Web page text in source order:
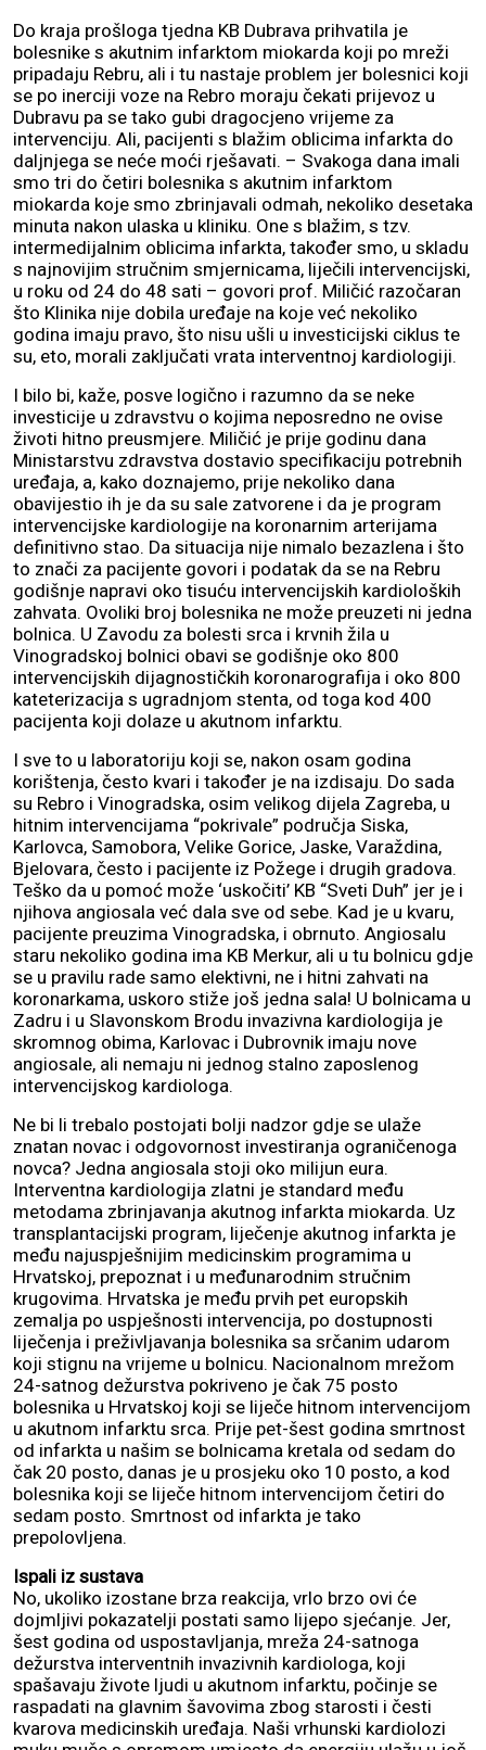
Do kraja prošloga tjedna KB Dubrava prihvatila je
bolesnike s akutnim infarktom miokarda koji po mreži
pripadaju Rebru, ali i tu nastaje problem jer bolesnici koji
se po inerciji voze na Rebro moraju čekati prijevoz u
Dubravu pa se tako gubi dragocjeno vrijeme za
intervenciju. Ali, pacijenti s blažim oblicima infarkta do
daljnjega se neće moći rješavati. – Svakoga dana imali
smo tri do četiri bolesnika s akutnim infarktom
miokarda koje smo zbrinjavali odmah, nekoliko desetaka
minuta nakon ulaska u kliniku. One s blažim, s tzv.
intermedijalnim oblicima infarkta, također smo, u skladu
s najnovijim stručnim smjernicama, liječili intervencijski,
u roku od 24 do 48 sati – govori prof. Miličić razočaran
što Klinika nije dobila uređaje na koje već nekoliko
godina imaju pravo, što nisu ušli u investicijski ciklus te
su, eto, morali zaključati vrata interventnoj kardiologiji.
I bilo bi, kaže, posve logično i razumno da se neke
investicije u zdravstvu o kojima neposredno ne ovise
životi hitno preusmjere. Miličić je prije godinu dana
Ministarstvu zdravstva dostavio specifikaciju potrebnih
uređaja, a, kako doznajemo, prije nekoliko dana
obavijestio ih je da su sale zatvorene i da je program
intervencijske kardiologije na koronarnim arterijama
definitivno stao. Da situacija nije nimalo bezazlena i što
to znači za pacijente govori i podatak da se na Rebru
godišnje napravi oko tisuću intervencijskih kardioloških
zahvata. Ovoliki broj bolesnika ne može preuzeti ni jedna
bolnica. U Zavodu za bolesti srca i krvnih žila u
Vinogradskoj bolnici obavi se godišnje oko 800
intervencijskih dijagnostičkih koronarografija i oko 800
kateterizacija s ugradnjom stenta, od toga kod 400
pacijenta koji dolaze u akutnom infarktu.
I sve to u laboratoriju koji se, nakon osam godina
korištenja, često kvari i također je na izdisaju. Do sada
su Rebro i Vinogradska, osim velikog dijela Zagreba, u
hitnim intervencijama “pokrivale” područja Siska,
Karlovca, Samobora, Velike Gorice, Jaske, Varaždina,
Bjelovara, često i pacijente iz Požege i drugih gradova.
Teško da u pomoć može ‘uskočiti’ KB “Sveti Duh” jer je i
njihova angiosala već dala sve od sebe. Kad je u kvaru,
pacijente preuzima Vinogradska, i obrnuto. Angiosalu
staru nekoliko godina ima KB Merkur, ali u tu bolnicu gdje
se u pravilu rade samo elektivni, ne i hitni zahvati na
koronarkama, uskoro stiže još jedna sala! U bolnicama u
Zadru i u Slavonskom Brodu invazivna kardiologija je
skromnog obima, Karlovac i Dubrovnik imaju nove
angiosale, ali nemaju ni jednog stalno zaposlenog
intervencijskog kardiologa.
Ne bi li trebalo postojati bolji nadzor gdje se ulaže
znatan novac i odgovornost investiranja ograničenoga
novca? Jedna angiosala stoji oko milijun eura.
Interventna kardiologija zlatni je standard među
metodama zbrinjavanja akutnog infarkta miokarda. Uz
transplantacijski program, liječenje akutnog infarkta je
među najuspješnijim medicinskim programima u
Hrvatskoj, prepoznat i u međunarodnim stručnim
krugovima. Hrvatska je među prvih pet europskih
zemalja po uspješnosti intervencija, po dostupnosti
liječenja i preživljavanja bolesnika sa srčanim udarom
koji stignu na vrijeme u bolnicu. Nacionalnom mrežom
24-satnog dežurstva pokriveno je čak 75 posto
bolesnika u Hrvatskoj koji se liječe hitnom intervencijom
u akutnom infarktu srca. Prije pet-šest godina smrtnost
od infarkta u našim se bolnicama kretala od sedam do
čak 20 posto, danas je u prosjeku oko 10 posto, a kod
bolesnika koji se liječe hitnom intervencijom četiri do
sedam posto. Smrtnost od infarkta je tako
prepolovljena.
Ispali iz sustava
No, ukoliko izostane brza reakcija, vrlo brzo ovi će
dojmljivi pokazatelji postati samo lijepo sjećanje. Jer,
šest godina od uspostavljanja, mreža 24-satnoga
dežurstva interventnih invazivnih kardiologa, koji
spašavaju živote ljudi u akutnom infarktu, počinje se
raspadati na glavnim šavovima zbog starosti i česti
kvarova medicinskih uređaja. Naši vrhunski kardiolozi